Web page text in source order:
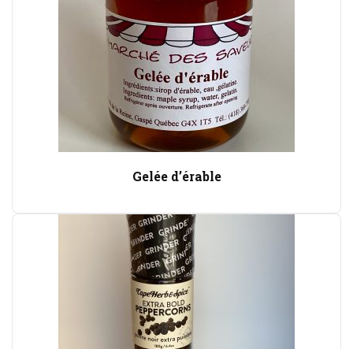
Gelée d’érable